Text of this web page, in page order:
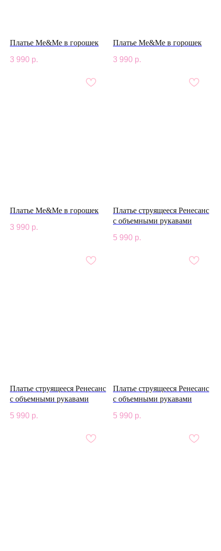
Платье Me&Me в горошек
3 990 р.
Платье Me&Me в горошек
3 990 р.
Платье Me&Me в горошек
3 990 р.
Платье струящееся Ренесанс
с объемными рукавами
5 990 р.
Платье струящееся Ренесанс
с объемными рукавами
5 990 р.
Платье струящееся Ренесанс
с объемными рукавами
5 990 р.